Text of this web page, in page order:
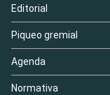
Editorial
Piqueo gremial
Agenda
Normativa